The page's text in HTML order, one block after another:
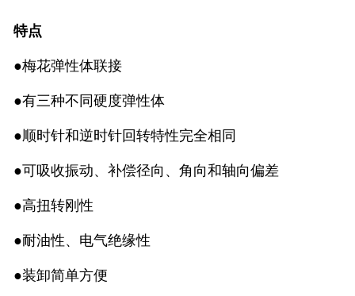
特点
●梅花弹性体联接
●有三种不同硬度弹性体
●顺时针和逆时针回转特性完全相同
●可吸收振动、补偿径向、角向和轴向偏差
●高扭转刚性
●耐油性、电气绝缘性
●装卸简单方便